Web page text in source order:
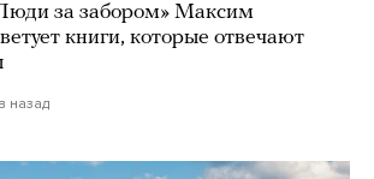
за забором» Максим
книги, которые отвечают
назад